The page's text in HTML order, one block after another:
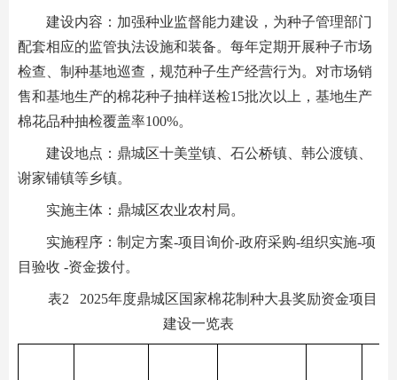
建设内容：加强种业监督能力建设，为种子管理部门
配套相应的监管执法设施和装备。每年定期开展种子市场
检查、制种基地巡查，规范种子生产经营行为。对市场销
售和基地生产的棉花种子抽样送检15批次以上，基地生产
棉花品种抽检覆盖率100%。
建设地点：鼎城区十美堂镇、石公桥镇、韩公渡镇、
谢家铺镇等乡镇。
实施主体：鼎城区农业农村局。
实施程序：制定方案-项目询价-政府采购-组织实施-项
目验收 -资金拨付。
表2 2025年度鼎城区国家棉花制种大县奖励资金项目
建设一览表